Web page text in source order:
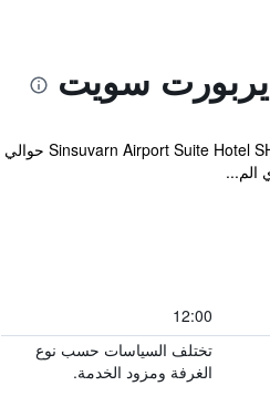
سويت
الم...
12:00
تختلف السياسات حسب نوع
الغرفة ومزود الخدمة.